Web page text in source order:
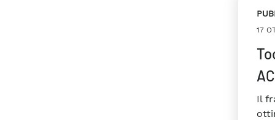
17
Il